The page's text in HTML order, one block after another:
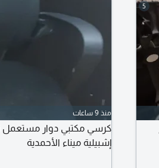
5
منذ 9 ساعات
إشبيلية ميناء الأحمدية